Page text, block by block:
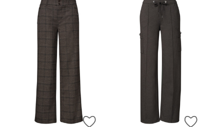
ZUR WUNSCHLISTE HINZUFÜGEN
ZUR